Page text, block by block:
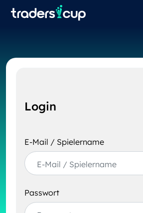
Sponsoren
Registrieren
Login
E-Mail / Spielername
Passwort